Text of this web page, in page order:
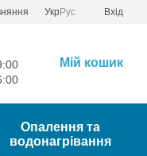
УкрРус Вхід
Мій кошик
Опалення та
водонагрівання